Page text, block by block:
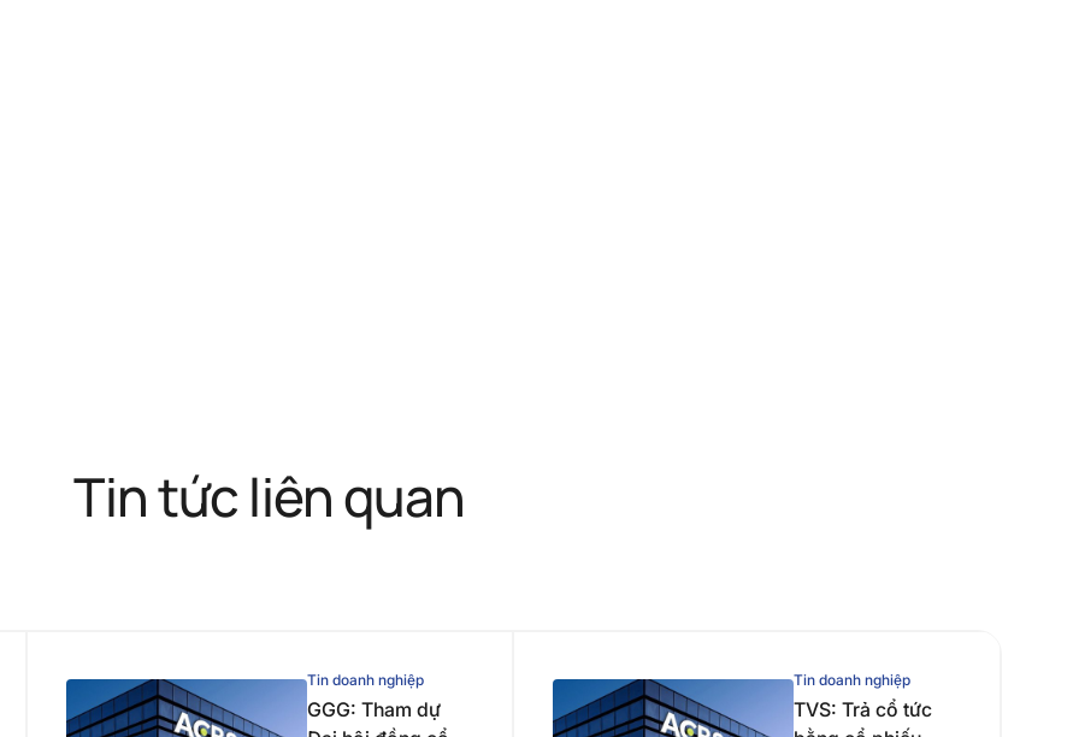
Tin tức liên quan
Tin doanh nghiệp
GGG: Tham dự
Tin doanh nghiệp
TVS: Trả cổ tức